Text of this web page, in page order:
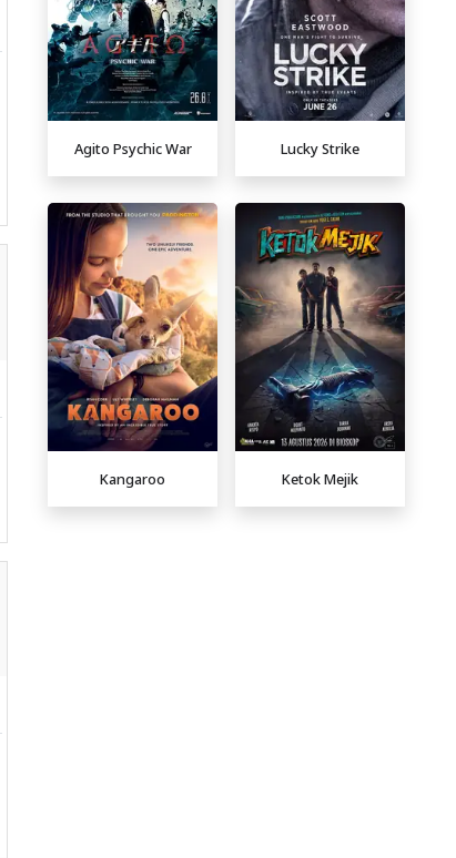
Agito Psychic War Lucky Strike
Kangaroo Ketok Mejik